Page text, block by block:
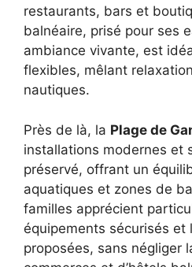
restaurants, bars et
balnéaire, prisé pour ses
ambiance vivante, est
flexibles, mêlant
nautiques.
Près de là, la Plage de
installations modernes et
préservé, offrant un
aquatiques et zones de
familles apprécient
équipements sécurisés et
proposées, sans négliger